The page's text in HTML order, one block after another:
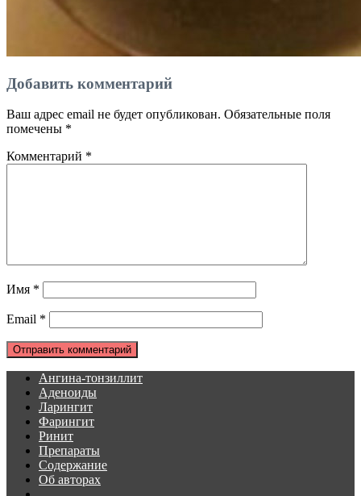
Добавить комментарий
Ваш адрес email не будет опубликован. Обязательные поля
помечены *
Комментарий *
Имя *
Email *
Ангина-тонзиллит
Аденоиды
Ларингит
Фарингит
Ринит
Препараты
Содержание
Об авторах